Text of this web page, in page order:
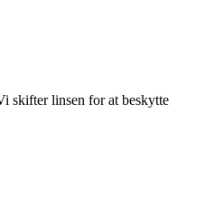
skifter linsen for at beskytte